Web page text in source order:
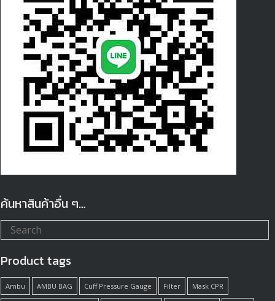
ค้นหาสินค้าอื่น ๆ…
Product tags
Ambu AMBU BAG Cuff Pressure Gauge Filter Mask CPR